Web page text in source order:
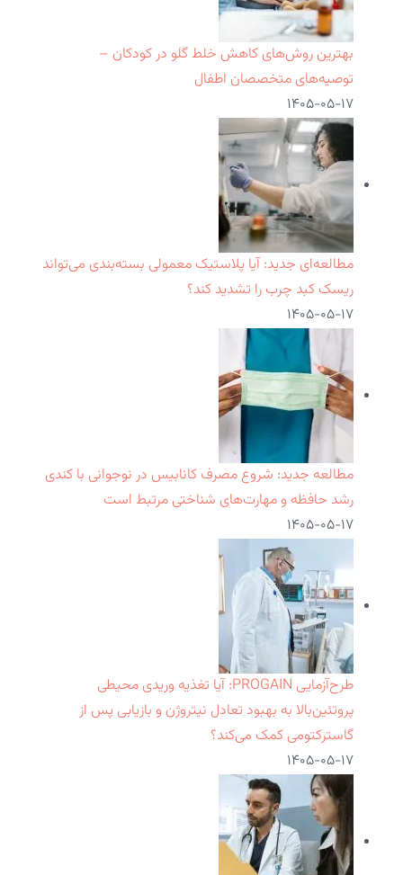
بهترین روش‌های کاهش خلط گلو در کودکان –
توصیه‌های متخصصان اطفال
۱۴۰۵-۰۵-۱۷
مطالعه‌ای جدید: آیا پلاستیک معمولی بسته‌بندی می‌تواند
ریسک کبد چرب را تشدید کند؟
۱۴۰۵-۰۵-۱۷
مطالعه جدید: شروع مصرف کانابیس در نوجوانی با کندی
رشد حافظه و مهارت‌های شناختی مرتبط است
۱۴۰۵-۰۵-۱۷
طرح‌آزمایی PROGAIN: آیا تغذیه وریدی محیطی
پروتئین‌بالا به بهبود تعادل نیتروژن و بازیابی پس از
گاسترکتومی کمک می‌کند؟
۱۴۰۵-۰۵-۱۷